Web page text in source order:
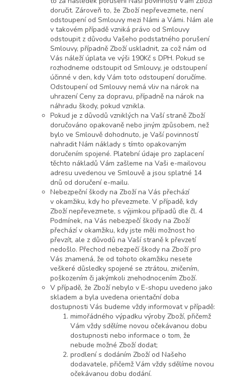
doručit. Zároveň to, že Zboží nepřevezmete, není
odstoupení od Smlouvy mezi Námi a Vámi. Nám ale
v takovém případě vzniká právo od Smlouvy
odstoupit z důvodu Vašeho podstatného porušení
Smlouvy, případně Zboží uskladnit, za což nám od
Vás náleží úplata ve výši 190Kč s DPH. Pokud se
rozhodneme odstoupit od Smlouvy, je odstoupení
účinné v den, kdy Vám toto odstoupení doručíme.
Odstoupení od Smlouvy nemá vliv na nárok na
uhrazení Ceny za dopravu, případně na nárok na
náhradu škody, pokud vznikla.
Pokud je z důvodů vzniklých na Vaší straně Zboží
doručováno opakovaně nebo jiným způsobem, než
bylo ve Smlouvě dohodnuto, je Vaší povinností
nahradit Nám náklady s tímto opakovaným
doručením spojené. Platební údaje pro zaplacení
těchto nákladů Vám zašleme na Vaši e-mailovou
adresu uvedenou ve Smlouvě a jsou splatné 14
dnů od doručení e-mailu.
Nebezpeční škody na Zboží na Vás přechází
v okamžiku, kdy ho převezmete. V případě, kdy
Zboží nepřevezmete, s výjimkou případů dle čl. 4
Podmínek, na Vás nebezpečí škody na Zboží
přechází v okamžiku, kdy jste měli možnost ho
převzít, ale z důvodů na Vaší straně k převzetí
nedošlo. Přechod nebezpečí škody na Zboží pro
Vás znamená, že od tohoto okamžiku nesete
veškeré důsledky spojené se ztrátou, zničením,
poškozením či jakýmkoli znehodnocením Zboží.
V případě, že Zboží nebylo v E-shopu uvedeno jako
skladem a byla uvedena orientační doba
dostupnosti Vás budeme vždy informovat v případě:
mimořádného výpadku výroby Zboží, přičemž
Vám vždy sdělíme novou očekávanou dobu
dostupnosti nebo informace o tom, že
nebude možné Zboží dodat;
prodlení s dodáním Zboží od Našeho
dodavatele, přičemž Vám vždy sdělíme novou
očekávanou dobu dodání.